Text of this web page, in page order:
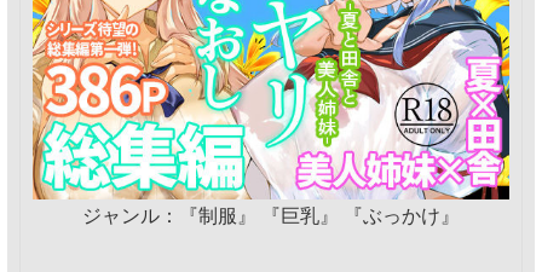
ジャンル：『制服』 『巨乳』 『ぶっかけ』